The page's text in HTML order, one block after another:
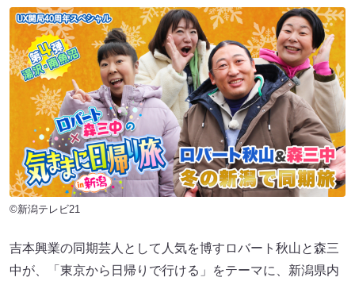
©新潟テレビ21
吉本興業の同期芸人として人気を博すロバート秋山と森三
中が、「東京から日帰りで行ける」をテーマに、新潟県内